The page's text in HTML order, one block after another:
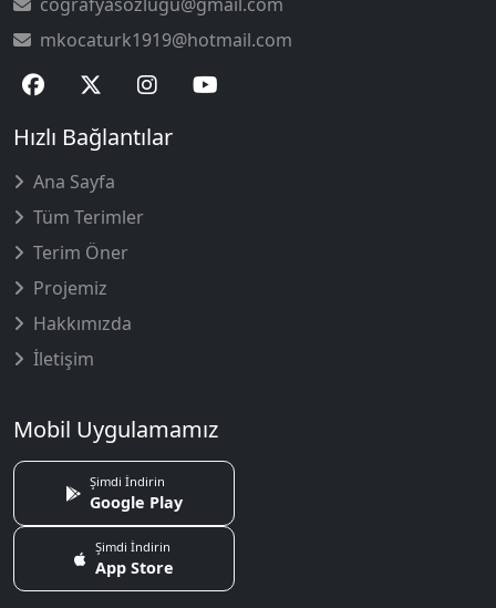
mkocaturk1919@hotmail.com
Hızlı Bağlantılar
Ana Sayfa
Tüm Terimler
Terim Öner
Projemiz
Hakkımızda
İletişim
Mobil Uygulamamız
Şimdi İndirin
Google Play
Şimdi İndirin
App Store